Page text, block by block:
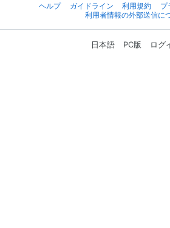
ヘルプ
ガイドライン 利用規約
プ
利用者情報の外部送信に
日本語 PC版 ログ